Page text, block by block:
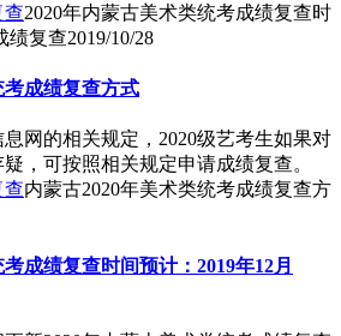
查2020年内蒙古美术类统考成绩复查时
绩复查2019/10/28
考成绩复查方式
网的相关规定，2020级艺考生如果对
，可按照相关规定申请成绩复查。
查内蒙古2020年美术类统考成绩复查方
成绩复查时间预计：2019年12月